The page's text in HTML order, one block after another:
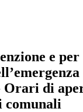
e
Orari di
comunali